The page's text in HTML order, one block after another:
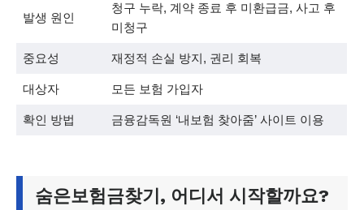
발생 원인
청구 누락, 계약 종료 후 미환급금, 사고 후
미청구
중요성 재정적 손실 방지, 권리 회복
대상자 모든 보험 가입자
확인 방법 금융감독원 ‘내보험 찾아줌’ 사이트 이용
숨은보험금찾기, 어디서 시작할까요?